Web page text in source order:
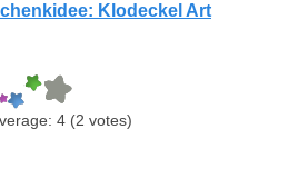
Klodeckel Art
4 (2 votes)
Art Attack